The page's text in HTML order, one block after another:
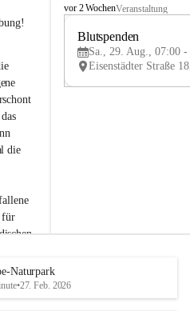
die
für
Bitte
B
e
u
e
d
vor 2 WochenVeranstaltung
Blutspenden
Sa., 29. Aug., 07:00 -
Naturpark
•27. Feb. 2026